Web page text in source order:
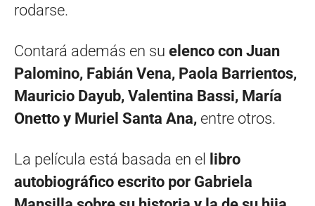
rodarse.
Contará además en su elenco con Juan
Palomino, Fabián Vena, Paola Barrientos,
Mauricio Dayub, Valentina Bassi, María
Onetto y Muriel Santa Ana, entre otros.
La película está basada en el
libro
autobiográfico escrito por Gabriela